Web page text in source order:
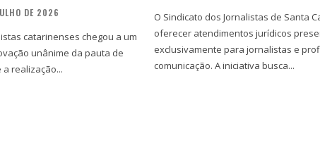
DE 2026
catarinenses chegou a um
unânime da pauta de
realização...
O Sindicato dos Jornalistas de Santa
oferecer atendimentos jurídicos
exclusivamente para jornalistas e
comunicação. A iniciativa busca...